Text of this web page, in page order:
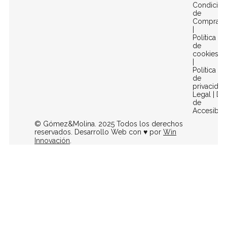
de
Compra
|
Política
de
cookies
|
Política
de
privacidad
Legal |
de
© Gómez&Molina. 2025 Todos los derechos
reservados. Desarrollo Web con ♥ por Win
Innovación